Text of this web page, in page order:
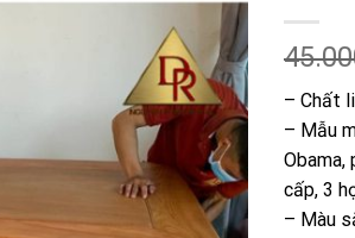
– Chất
– Mẫu
Obama,
cấp, 3
– Màu